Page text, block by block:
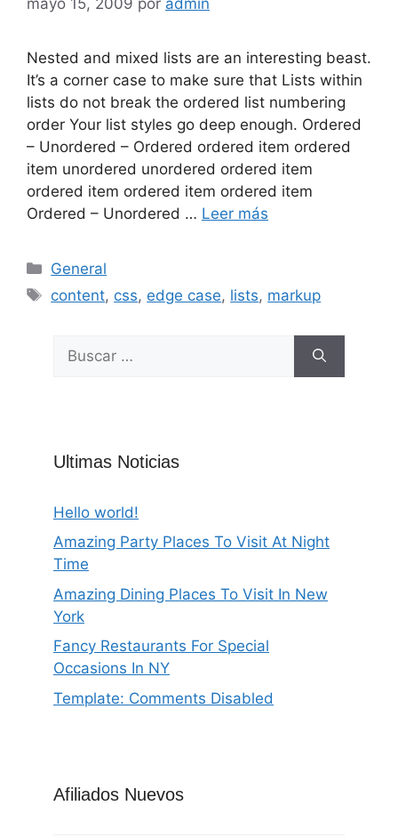
Nested and mixed lists are an interesting beast.
It’s a corner case to make sure that Lists within
lists do not break the ordered list numbering
order Your list styles go deep enough. Ordered
– Unordered – Ordered ordered item ordered
item unordered unordered ordered item
ordered item ordered item ordered item
Ordered – Unordered … Leer más
Categorías
General
Etiquetas
content, css, edge case, lists, markup
Ultimas Noticias
Hello world!
Amazing Party Places To Visit At Night
Time
Amazing Dining Places To Visit In New
York
Fancy Restaurants For Special
Occasions In NY
Template: Comments Disabled
Afiliados Nuevos